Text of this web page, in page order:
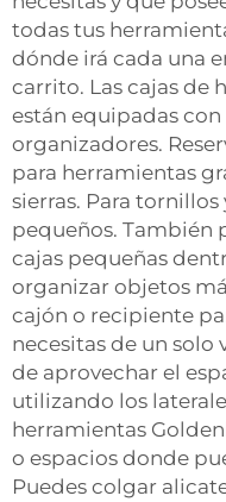
todas tus
dónde irá cada una
carrito. Las cajas de
están equipadas
organizadores.
para herramientas
sierras. Para
pequeños. También
cajas pequeñas
organizar objetos
cajón o recipiente
necesitas de un solo
de aprovechar el
utilizando los
herramientas
o espacios donde
Puedes colgar